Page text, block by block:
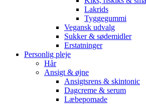
Lakrids
Tyggegummi
Vegansk udvalg
Sukker & sødemidler
Erstatninger
Personlig pleje
Hår
Ansigt & øjne
Ansigtsrens & skintonic
Dagcreme & serum
Læbepomade